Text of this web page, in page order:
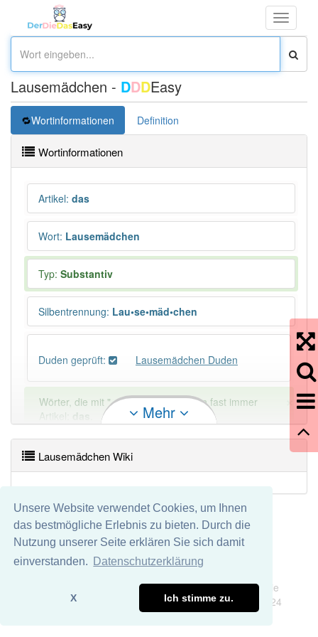
Unsere Website verwendet Cookies, um Ihnen
das bestmögliche Erlebnis zu bieten. Durch die
Nutzung unserer Seite erklären Sie sich damit
einverstanden.
Datenschutzerklärung
X Ich stimme zu.
Toggle
Lausemädchen - DDDEasy
Wortinformationen Definition
Wortinformationen
Artikel: das
Wort: Lausemädchen
Typ: Substantiv
Silbentrennung: Lau•se•mäd•chen
Duden geprüft: Lausemädchen Duden
Wörter, die mit "-chen" enden, haben fast immer
Artikel:
das
Beispiele
DIE: 31 Ausnahmen
Beispiele
DAS:1 284
PowerIndex:2
Häufigkeit: 2 von 10
Mehr
Lausemädchen Wiki
Wir übernehmen keine Garantie und keine Haftung für die
Richtigkeit und Vollständigkeit dieser Seite. DDDEasy 2024